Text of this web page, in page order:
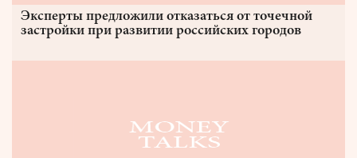
Эксперты предложили отказаться от точечной
застройки при развитии российских городов